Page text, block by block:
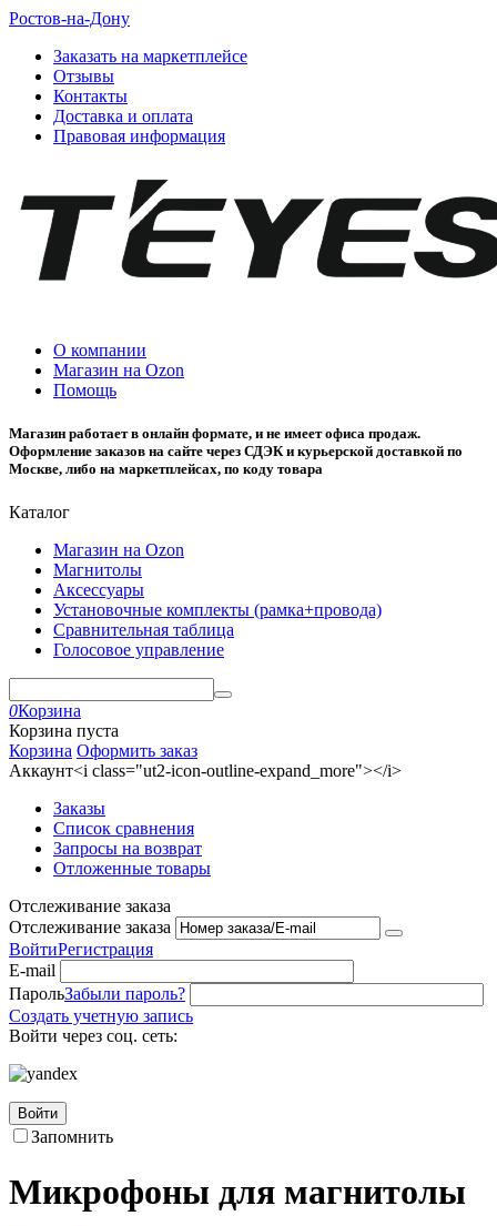
Ростов-на-Дону
Заказать на маркетплейсе
Отзывы
Контакты
Доставка и оплата
Правовая информация
О компании
Магазин на Ozon
Помощь
Магазин работает в онлайн формате, и не имеет офиса продаж.
Оформление заказов на сайте через СДЭК и курьерской доставкой по
Москве, либо на маркетплейсах, по коду товара
Каталог
Магазин на Ozon
Магнитолы
Аксессуары
Установочные комплекты (рамка+провода)
Сравнительная таблица
Голосовое управление
0Корзина
Корзина пуста
Корзина Оформить заказ
Аккаунт<i class="ut2-icon-outline-expand_more"></i>
Заказы
Список сравнения
Запросы на возврат
Отложенные товары
Отслеживание заказа
Отслеживание заказа
ВойтиРегистрация
E-mail
ПарольЗабыли пароль?
Создать учетную запись
Войти через соц. сеть:
Войти
Запомнить
Микрофоны для магнитолы